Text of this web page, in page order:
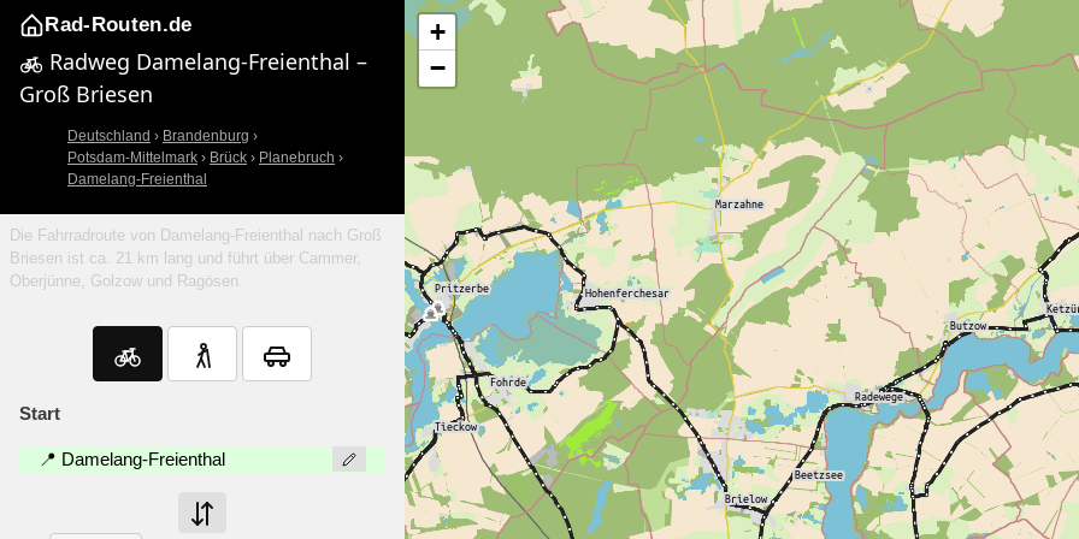
Rad-Routen.de
Radweg Damelang-Freienthal –
Groß Briesen
Deutschland › Brandenburg ›
Potsdam-Mittelmark › Brück › Planebruch ›
Damelang-Freienthal
Die Fahrradroute von Damelang-Freienthal nach Groß
Briesen ist ca. 21 km lang und führt über Cammer,
Oberjünne, Golzow und Ragösen.
Start
📍 Damelang-Freienthal
+
−